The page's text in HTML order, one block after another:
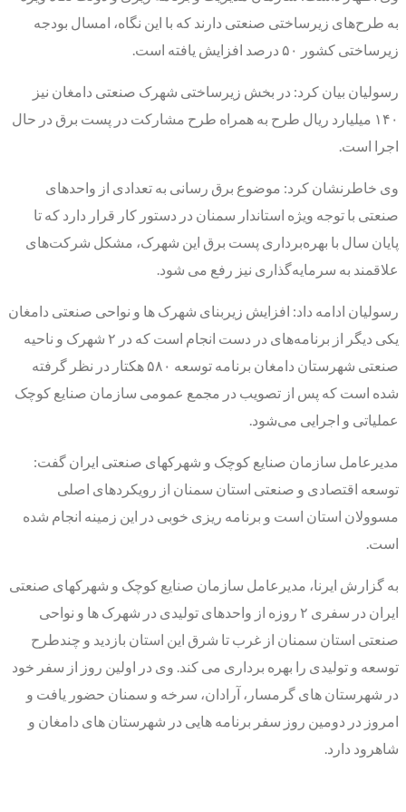
به طرح‌های زیرساختی صنعتی دارند که با این نگاه، امسال بودجه
زیرساختی کشور ۵۰ درصد افزایش یافته است.
رسولیان بیان کرد: در بخش زیرساختی شهرک صنعتی دامغان نیز
۱۴۰ میلیارد ریال طرح به همراه طرح مشارکت در پست برق در حال
اجرا است.
وی خاطرنشان کرد: موضوع برق رسانی به تعدادی از واحدهای
صنعتی با توجه ویژه استاندار سمنان در دستور کار قرار دارد که تا
پایان سال با بهره‌برداری پست برق این شهرک، مشکل شرکت‌های
علاقمند به سرمایه‌گذاری نیز رفع می شود.
رسولیان ادامه داد: افزایش زیربنای شهرک ها و نواحی صنعتی دامغان
یکی دیگر از برنامه‌های در دست انجام است که در ۲ شهرک و ناحیه
صنعتی شهرستان دامغان برنامه توسعه ۵۸۰ هکتار در نظر گرفته
شده است که پس از تصویب در مجمع عمومی سازمان‌ صنایع کوچک
عملیاتی و اجرایی می‌شود.
مدیرعامل سازمان صنایع کوچک و شهرکهای صنعتی ایران گفت:
توسعه اقتصادی و صنعتی استان سمنان از رویکردهای اصلی
مسوولان استان است و برنامه ریزی خوبی در این زمینه انجام شده
است.
به گزارش ایرنا، مدیرعامل سازمان صنایع کوچک و شهرکهای صنعتی
ایران در سفری ۲ روزه از واحدهای تولیدی در شهرک ها و نواحی
صنعتی استان سمنان از غرب تا شرق این استان بازدید و چندطرح
توسعه و تولیدی را بهره برداری می کند. وی در اولین روز از سفر خود
در شهرستان های گرمسار، آرادان، سرخه و سمنان حضور یافت و
امروز در دومین روز سفر برنامه هایی در شهرستان های دامغان و
شاهرود دارد.